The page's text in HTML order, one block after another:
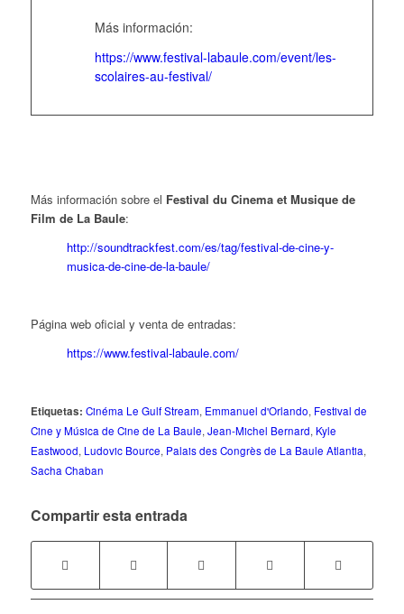
Más información:
https://www.festival-labaule.com/event/les-
scolaires-au-festival/
Más información sobre el Festival du Cinema et Musique de
Film de La Baule:
http://soundtrackfest.com/es/tag/festival-de-cine-y-
musica-de-cine-de-la-baule/
Página web oficial y venta de entradas:
https://www.festival-labaule.com/
Etiquetas: Cinéma Le Gulf Stream, Emmanuel d'Orlando, Festival de
Cine y Música de Cine de La Baule, Jean-Michel Bernard, Kyle
Eastwood, Ludovic Bource, Palais des Congrès de La Baule Atlantia,
Sacha Chaban
Compartir esta entrada